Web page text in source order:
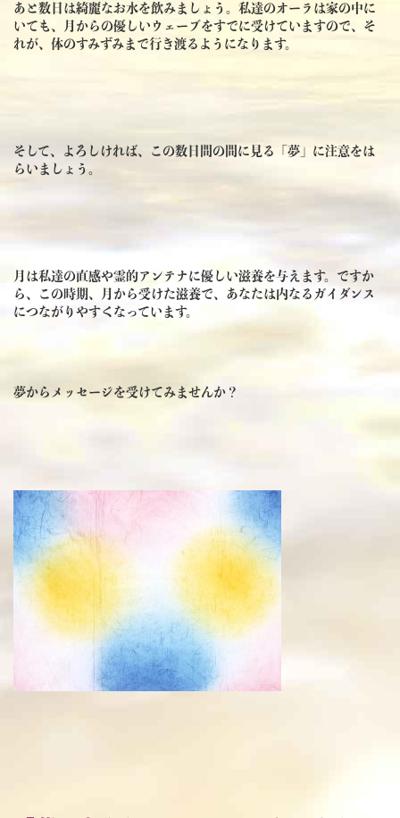
あと数日は綺麗なお水を飲みましょう。私達のオーラは家の中に
いても、月からの優しいウェーブをすでに受けていますので、そ
れが、体のすみずみまで行き渡るようになります。
そして、よろしければ、この数日間の間に見る「夢」に注意をは
らいましょう。
月は私達の直感や霊的アンテナに優しい滋養を与えます。ですか
ら、この時期、月から受けた滋養で、あなたは内なるガイダンス
につながりやすくなっています。
夢からメッセージを受けてみませんか？